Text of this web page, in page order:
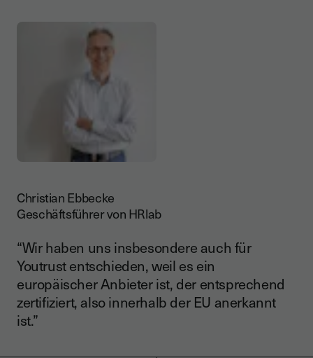
Christian Ebbecke
Geschäftsführer von HRlab
“Wir haben uns insbesondere auch für
Youtrust entschieden, weil es ein
europäischer Anbieter ist, der entsprechend
zertifiziert, also innerhalb der EU anerkannt
ist.”